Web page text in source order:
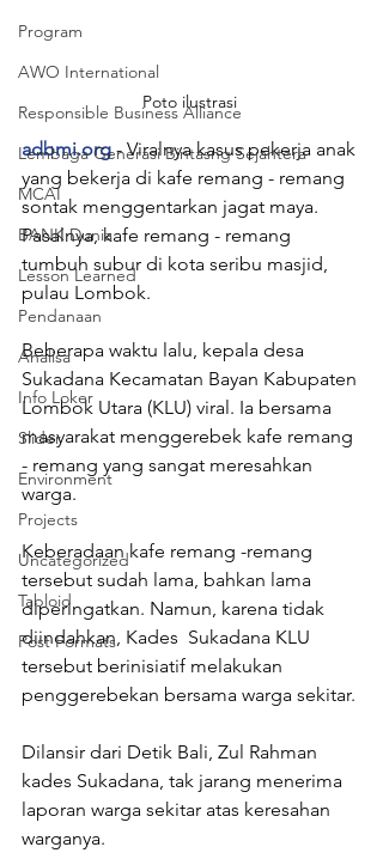
Program
AWO International
Responsible Business Alliance
Lembaga Generasi Bintasng Sejahtera
MCAI
BANK Dunia
Lesson Learned
Pendanaan
Analisa
Info Loker
Slider
Environment
Projects
Uncategorized
Tabloid
Post Formats
Poto ilustrasi
adbmi.org - Viralnya kasus pekerja anak
yang bekerja di kafe remang - remang
sontak menggentarkan jagat maya.
Pasalnya, kafe remang - remang
tumbuh subur di kota seribu masjid,
pulau Lombok.
Beberapa waktu lalu, kepala desa
Sukadana Kecamatan Bayan Kabupaten
Lombok Utara (KLU) viral. Ia bersama
masyarakat menggerebek kafe remang
- remang yang sangat meresahkan
warga.
Keberadaan kafe remang -remang
tersebut sudah lama, bahkan lama
diperingatkan. Namun, karena tidak
diindahkan, Kades  Sukadana KLU
tersebut berinisiatif melakukan
penggerebekan bersama warga sekitar.
Dilansir dari Detik Bali, Zul Rahman
kades Sukadana, tak jarang menerima
laporan warga sekitar atas keresahan
warganya.